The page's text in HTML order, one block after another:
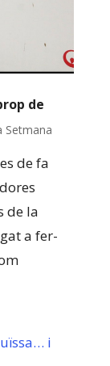
de
Setmana
de fa
de la
a fer-